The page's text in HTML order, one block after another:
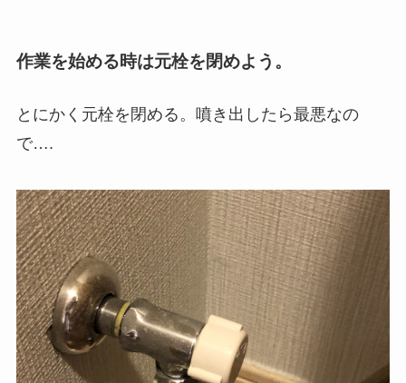
作業を始める時は元栓を閉めよう。
とにかく元栓を閉める。噴き出したら最悪なの
で….